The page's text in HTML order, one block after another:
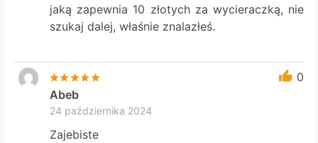
jaką zapewnia 10 złotych za wycieraczką, nie
szukaj dalej, właśnie znalazłeś.
0
Abeb
24 października 2024
Zajebiste